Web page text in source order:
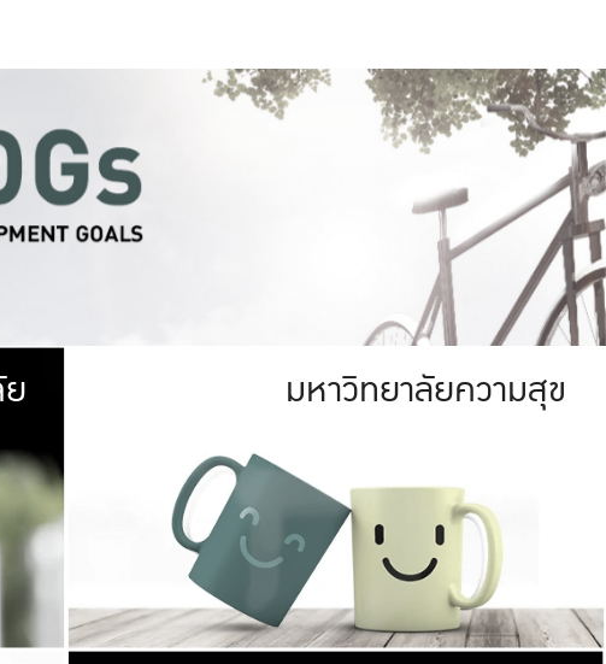
ลัย
ขียวสดใส หนาแน่น
(URBAN FOREST)
AGRICULTURE)
ประมาณ 1,400 ไร่
มหาวิทยาลัย
ให้กับประชาชน
มหาวิทยาลัยความสุข